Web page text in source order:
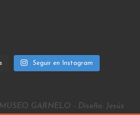
Seguir en Instagram
GARNELO - Diseño: Jesús